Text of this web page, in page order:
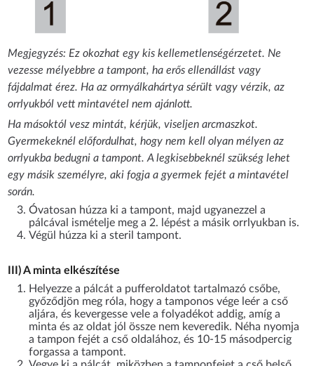
Megjegyzés: Ez okozhat egy kis kellemetlenségérzetet. Ne
vezesse mélyebbre a tampont, ha erős ellenállást vagy
fájdalmat érez. Ha az orrnyálkahártya sérült vagy vérzik, az
orrlyukból vett mintavétel nem ajánlott.
Ha másoktól vesz mintát, kérjük, viseljen arcmaszkot.
Gyermekeknél előfordulhat, hogy nem kell olyan mélyen az
orrlyukba bedugni a tampont. A legkisebbeknél szükség lehet
egy másik személyre, aki fogja a gyermek fejét a mintavétel
során.
Óvatosan húzza ki a tampont, majd ugyanezzel a
pálcával ismételje meg a 2. lépést a másik orrlyukban is.
Végül húzza ki a steril tampont.
III) A minta elkészítése
Helyezze a pálcát a pufferoldatot tartalmazó csőbe,
győződjön meg róla, hogy a tamponos vége leér a cső
aljára, és kevergesse vele a folyadékot addig, amíg a
minta és az oldat jól össze nem keveredik. Néha nyomja
a tampon fejét a cső oldalához, és 10-15 másodpercig
forgassa a tampont.